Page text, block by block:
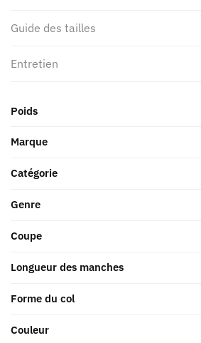
Guide des tailles
Entretien
Poids
Marque
Catégorie
Genre
Coupe
Longueur des manches
Forme du col
Couleur